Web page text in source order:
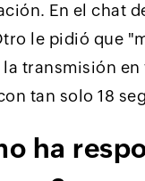
En el chat
le pidió que
transmisión
tan solo 18
ha